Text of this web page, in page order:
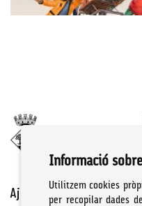
Ajuntament de Cassà de
Informació
Utilitzem cookies
per recopilar dades